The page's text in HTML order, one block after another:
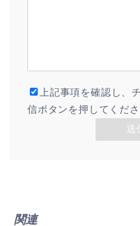
上記事項を確認し、
信ボタンを押してくださ
関連